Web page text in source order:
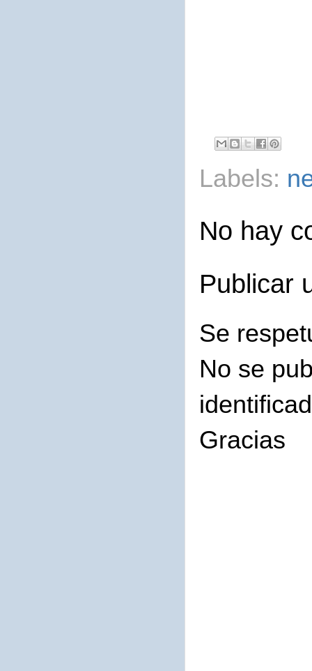
Labels:
No hay
Publicar
Se
No se
Gracias